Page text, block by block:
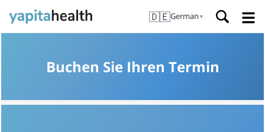
🇩🇪German ▼
Buchen Sie Ihren Termin